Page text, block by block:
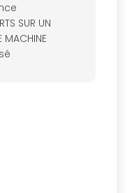
SUR UN
MACHINE